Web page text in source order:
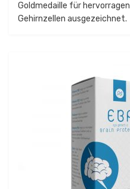
Goldmedaille für
Gehirnzellen ausgezeichnet.